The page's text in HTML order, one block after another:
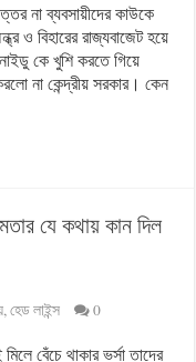
না ব্যবসায়ীদের কাউকে
ও বিহারের রাজ্যবাজেট হয়ে
নাইডু কে খুশি করতে গিয়ে
না কেন্দ্রীয় সরকার। কেন
যে কথায় কান দিল
,হেড লাইন্স 0
বেঁচে থাকার ভর্সা তাদের